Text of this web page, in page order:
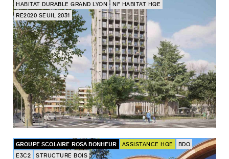
HABITAT DURABLE GRAND LYON
NF HABITAT HQE
RE2020 SEUIL 2031
GROUPE SCOLAIRE ROSA BONHEUR ASSISTANCE HQE
BDO
E3C2
STRUCTURE BOIS